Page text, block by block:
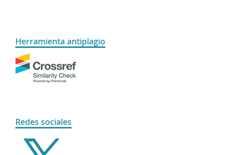
Herramienta antiplagio
Redes sociales